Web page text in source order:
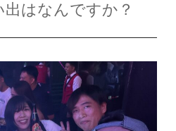
はなんですか？